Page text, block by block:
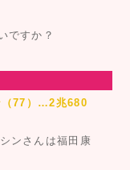
ですか？
（77）…2兆680
ンさんは福田康